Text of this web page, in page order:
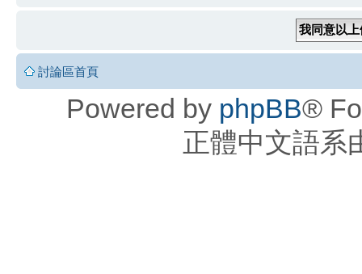
討論區首頁
Powered by phpBB®
正體中文語系